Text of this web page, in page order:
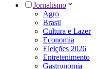
Jornalismo
Agro
Brasil
Cultura e Lazer
Economia
Eleições 2026
Entretenimento
Gastronomia